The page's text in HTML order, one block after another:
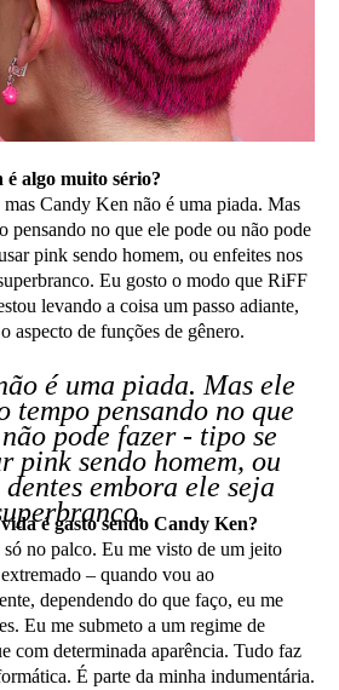
algo muito sério?
Candy Ken não é uma piada. Mas
pensando no que ele pode ou não pode
pink sendo homem, ou enfeites nos
Eu gosto o modo que RiFF
levando a coisa um passo adiante,
aspecto de funções de gênero.
é uma piada. Mas ele
tempo pensando no que
pode fazer - tipo se
pink sendo homem, ou
embora ele seja
é gasto sendo Candy Ken?
no palco. Eu me visto de um jeito
– quando vou ao
dependendo do que faço, eu me
Eu me submeto a um regime de
com determinada aparência. Tudo faz
É parte da minha indumentária.